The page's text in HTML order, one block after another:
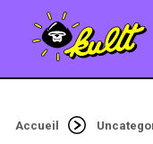
Accueil